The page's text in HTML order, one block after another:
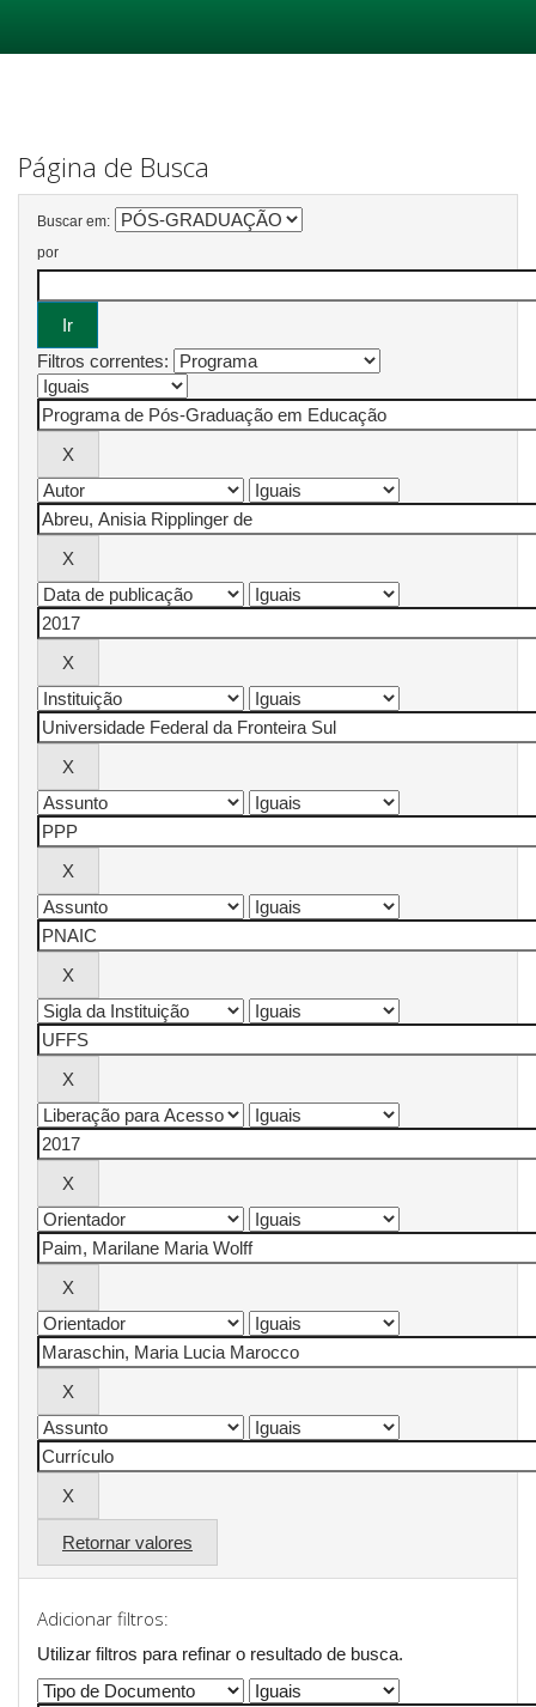
Página de Busca
Buscar em:
por
Filtros correntes:
Retornar valores
Adicionar filtros:
Utilizar filtros para refinar o resultado de busca.